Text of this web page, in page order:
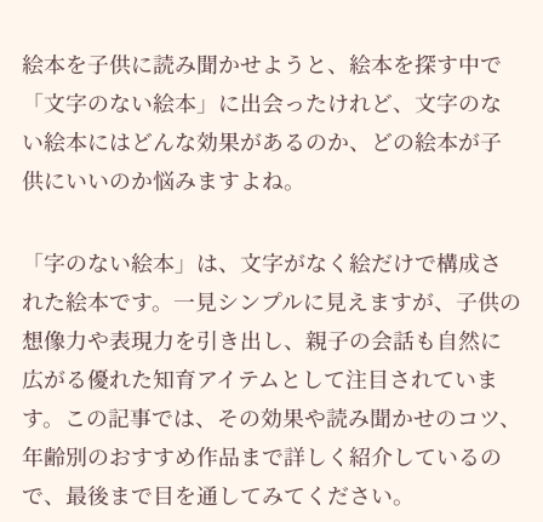
絵本を子供に読み聞かせようと、絵本を探す中で
「文字のない絵本」に出会ったけれど、文字のな
い絵本にはどんな効果があるのか、どの絵本が子
供にいいのか悩みますよね。
「字のない絵本」は、文字がなく絵だけで構成さ
れた絵本です。一見シンプルに見えますが、子供の
想像力や表現力を引き出し、親子の会話も自然に
広がる優れた知育アイテムとして注目されていま
す。この記事では、その効果や読み聞かせのコツ、
年齢別のおすすめ作品まで詳しく紹介しているの
で、最後まで目を通してみてください。